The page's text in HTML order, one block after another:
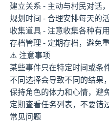
建立关系 - 主动与村民对话
规划时间 - 合理安排每天的
收集道具 - 注意收集各种有
存档管理 - 定期存档，避免
⚠️ 注意事项
某些事件只在特定时间或条
不同选择会导致不同的结果
保持角色的体力和心情，避
定期查看任务列表，不要错
常见问题